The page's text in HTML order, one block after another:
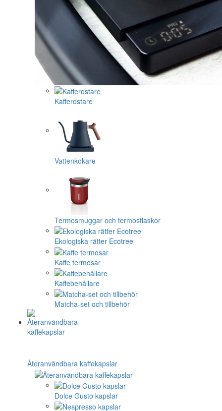
Kafferostare
Vattenkokare
Termosmuggar och termosflaskor
Ekologiska rätter Ecotree
Kaffe termosar
Kaffebehållare
Matcha-set och tillbehör
Återanvändbara kaffekapslar
Dolce Gusto kapslar